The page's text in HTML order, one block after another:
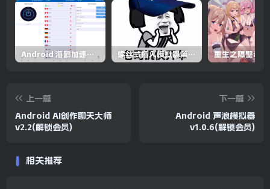
Android 海鸥加速器v6.6.3(解锁会员) 螺丝式插入模拟器第5代/NejicomiSimulator.Vol.5.v1.0.2
上一篇
Android AI创作聊天大师
v2.2(解锁会员)
下一篇
Android 声浪模拟器
v1.0.6(解锁会员)
相关推荐